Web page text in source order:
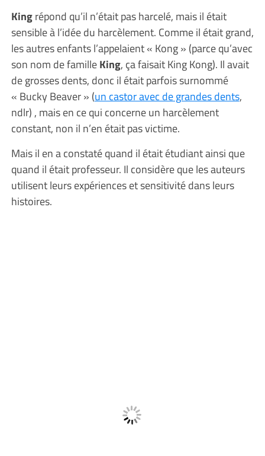
Kingrépond qu’il n’était pas harcelé, mais il était
sensible à l’idée du harcèlement. Comme il était grand,
les autres enfants l’appelaient « Kong » (parce qu’avec
son nom de familleKing, ça faisait King Kong). Il avait
de grosses dents, donc il était parfois surnommé
« Bucky Beaver » (un castor avec de grandes dents,
ndlr) , mais en ce qui concerne un harcèlement
constant, non il n’en était pas victime.
Mais il en a constaté quand il était étudiant ainsi que
quand il était professeur. Il considère que les auteurs
utilisent leurs expériences et sensitivité dans leurs
histoires.